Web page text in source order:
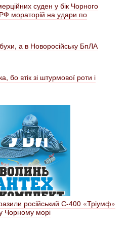
суден у бік Чорного
мораторій на удари по
а в Новоросійську БпЛА
бо втік зі штурмової роти і
російський С-400 «Тріумф»
Чорному морі